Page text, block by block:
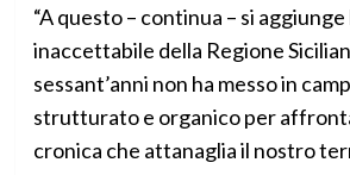
“A questo – continua – si aggiunge
inaccettabile della Regione
sessant’anni non ha messo in
strutturato e organico per
cronica che attanaglia il nostro